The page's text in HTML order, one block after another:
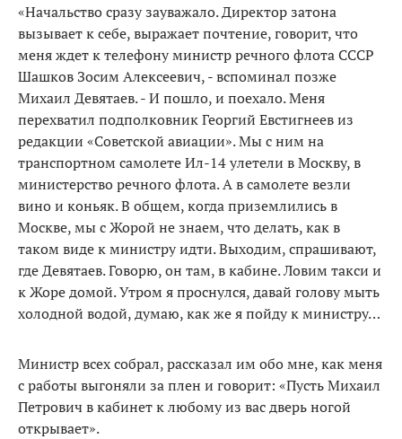
«Начальство сразу зауважало. Директор затона
вызывает к себе, выражает почтение, говорит, что
меня ждет к телефону министр речного флота СССР
Шашков Зосим Алексеевич, - вспоминал позже
Михаил Девятаев. - И пошло, и поехало. Меня
перехватил подполковник Георгий Евстигнеев из
редакции «Советской авиации». Мы с ним на
транспортном самолете Ил-14 улетели в Москву, в
министерство речного флота. А в самолете везли
вино и коньяк. В общем, когда приземлились в
Москве, мы с Жорой не знаем, что делать, как в
таком виде к министру идти. Выходим, спрашивают,
где Девятаев. Говорю, он там, в кабине. Ловим такси и
к Жоре домой. Утром я проснулся, давай голову мыть
холодной водой, думаю, как же я пойду к министру…
Министр всех собрал, рассказал им обо мне, как меня
с работы выгоняли за плен и говорит: «Пусть Михаил
Петрович в кабинет к любому из вас дверь ногой
открывает».